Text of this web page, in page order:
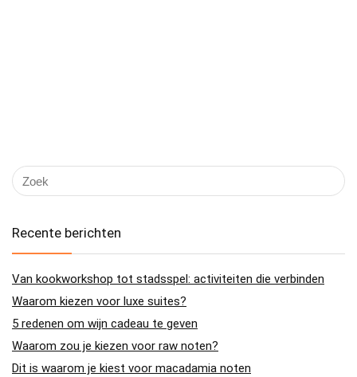
Recente berichten
Van kookworkshop tot stadsspel: activiteiten die verbinden
Waarom kiezen voor luxe suites?
5 redenen om wijn cadeau te geven
Waarom zou je kiezen voor raw noten?
Dit is waarom je kiest voor macadamia noten